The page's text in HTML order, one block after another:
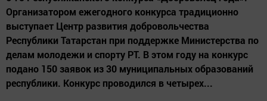
Организатором ежегодного конкурса традиционно
выступает Центр развития добровольчества
Республики Татарстан при поддержке Министерства по
делам молодежи и спорту РТ. В этом году на конкурс
подано 150 заявок из 30 муниципальных образований
республики. Конкурс проводился в четырех...